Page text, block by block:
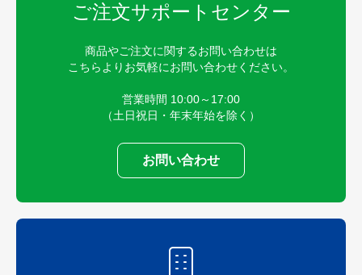
ご注文サポートセンター
商品やご注文に関するお問い合わせは
こちらよりお気軽にお問い合わせください。
営業時間 10:00～17:00
（土日祝日・年末年始を除く）
お問い合わせ